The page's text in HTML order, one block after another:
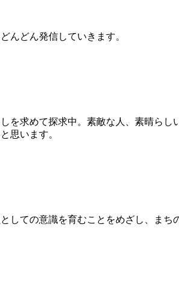
んどん発信していきます。
求めて探求中。素敵な人、素晴らし
思います。
ての意識を育むことをめざし、まち